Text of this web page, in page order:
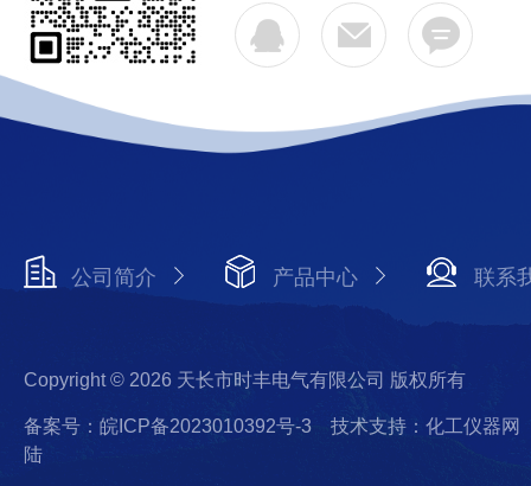
公司简介 产品中心 联系
Copyright © 2026 天长市时丰电气有限公司 版权所有
备案号：皖ICP备2023010392号-3
技术支持：化工仪器网
陆